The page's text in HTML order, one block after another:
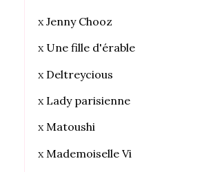
x Jenny Chooz
x Une fille d'érable
x Deltreycious
x Lady parisienne
xMatoushi
x Mademoiselle Vi